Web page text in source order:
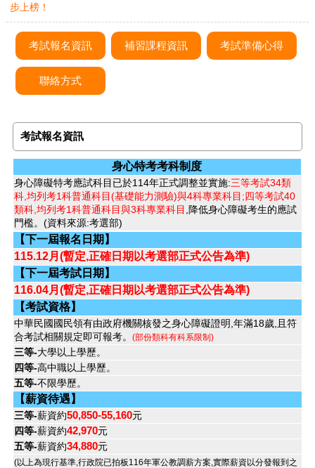
步上榜！
考試報名資訊 補習課程資訊 考試準備心得
聯絡方式
考試報名資訊
身心特考考科制度
身心障礙特考應試科目已於114年正式調整並實施:三等考試34類
科,均列考1科普通科目(基礎能力測驗)與4科專業科目;四等考試40
類科,均列考1科普通科目與3科專業科目 ,降低身心障礙考生的應試
門檻。(資料來源:考選部)
【下一屆報名日期】
115.12月(暫定,正確日期以考選部正式公告為準)
【下一屆考試日期】
116.04月(暫定,正確日期以考選部正式公告為準)
【考試資格】
中華民國國民領有由政府機關核發之身心障礙證明,年滿18歲,且符
合考試相關規定即可報考。
(部份類科有科系限制)
三等-大學以上學歷。
四等-高中職以上學歷。
五等-不限學歷。
【薪資待遇】
三等-薪資約50,850-55,160元
四等-薪資約42,970元
五等-薪資約34,880元
(以上為現行基準,行政院已拍板116年軍公教調薪方案,實際薪資以分發報到之